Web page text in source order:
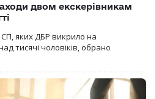
двом екскерівникам
яких ДБР викрило на
тисячі чоловіків, обрано